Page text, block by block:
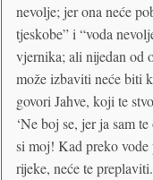
nevolje; jer ona neće
tjeskobe” i “voda
vjernika; ali nijedan od
može izbaviti neće biti
govori Jahve, koji te
‘Ne boj se, jer ja sam
si moj! Kad preko vode
rijeke, neće te